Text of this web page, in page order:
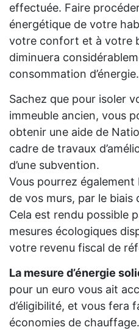
effectuée. Faire
énergétique de votre
votre confort et à votre
diminuera
consommation d’énergie.
Sachez que pour isoler
immeuble ancien, vous
obtenir une aide de
cadre de travaux
d’une subvention.
Vous pourrez également
de vos murs, par le biais
Cela est rendu possible
mesures écologiques
votre revenu fiscal de
La mesure d’énergie
pour un euro vous ait
d’éligibilité, et vous fera
économies de